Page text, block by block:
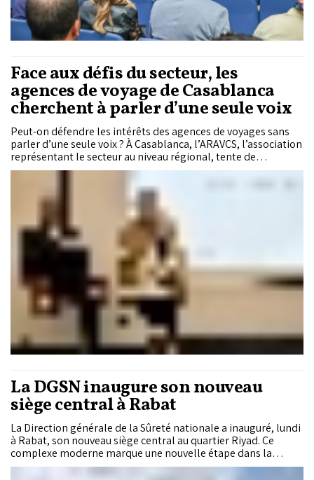
Face aux défis du secteur, les
agences de voyage de Casablanca
cherchent à parler d’une seule voix
Peut-on défendre les intérêts des agences de voyages sans
parler d’une seule voix ? À Casablanca, l’ARAVCS, l’association
représentant le secteur au niveau régional, tente de
remobiliser une profession encore peu fédérée, alors que les
défis liés à la digitalisation, à l’intelligence artificielle et à la
concurrence internationale deviennent de plus en plus
pesants. À l’occasion du Travel Agent Day, organisé par le
Conseil régional du tourisme de Casablanca-Settat, les
intervenants ont insisté sur l’urgence pour les agences de
voyages régionales de se structurer davantage afin de mieux
défendre leurs intérêts.
La DGSN inaugure son nouveau
siège central à Rabat
La Direction générale de la Sûreté nationale a inauguré, lundi
à Rabat, son nouveau siège central au quartier Riyad. Ce
complexe moderne marque une nouvelle étape dans la
modernisation de l’appareil sécuritaire marocain.